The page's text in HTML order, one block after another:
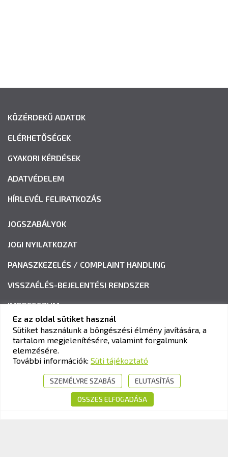
KÖZÉRDEKŰ ADATOK
ELÉRHETŐSÉGEK
GYAKORI KÉRDÉSEK
ADATVÉDELEM
HÍRLEVÉL FELIRATKOZÁS
JOGSZABÁLYOK
JOGI NYILATKOZAT
PANASZKEZELÉS / COMPLAINT HANDLING
VISSZAÉLÉS-BEJELENTÉSI RENDSZER
IMPRESSZUM
KAV KÖZLEKEDÉSI ALKALMASSÁGI ÉS VIZSGAKÖZPONT
Cím:1033 Budapest, Polgár utca 8-10.
+36-1-510-0101
info@kavk.hu
Ez az oldal sütiket használ
Sütiket használunk a böngészési élmény javítására, a
tartalom megjelenítésére, valamint forgalmunk
elemzésére.
További információk: Süti tájékoztató
SZEMÉLYRE SZABÁS ELUTASÍTÁS
ÖSSZES ELFOGADÁSA